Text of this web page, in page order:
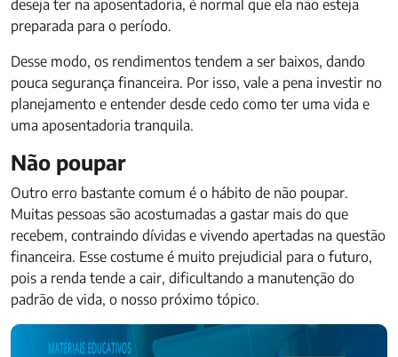
deseja ter na aposentadoria, é normal que ela não esteja
preparada para o período.
Desse modo, os rendimentos tendem a ser baixos, dando
pouca segurança financeira. Por isso, vale a pena investir no
planejamento e entender desde cedo como ter uma vida e
uma aposentadoria tranquila.
Não poupar
Outro erro bastante comum é o hábito de não poupar.
Muitas pessoas são acostumadas a gastar mais do que
recebem, contraindo dívidas e vivendo apertadas na questão
financeira. Esse costume é muito prejudicial para o futuro,
pois a renda tende a cair, dificultando a manutenção do
padrão de vida, o nosso próximo tópico.